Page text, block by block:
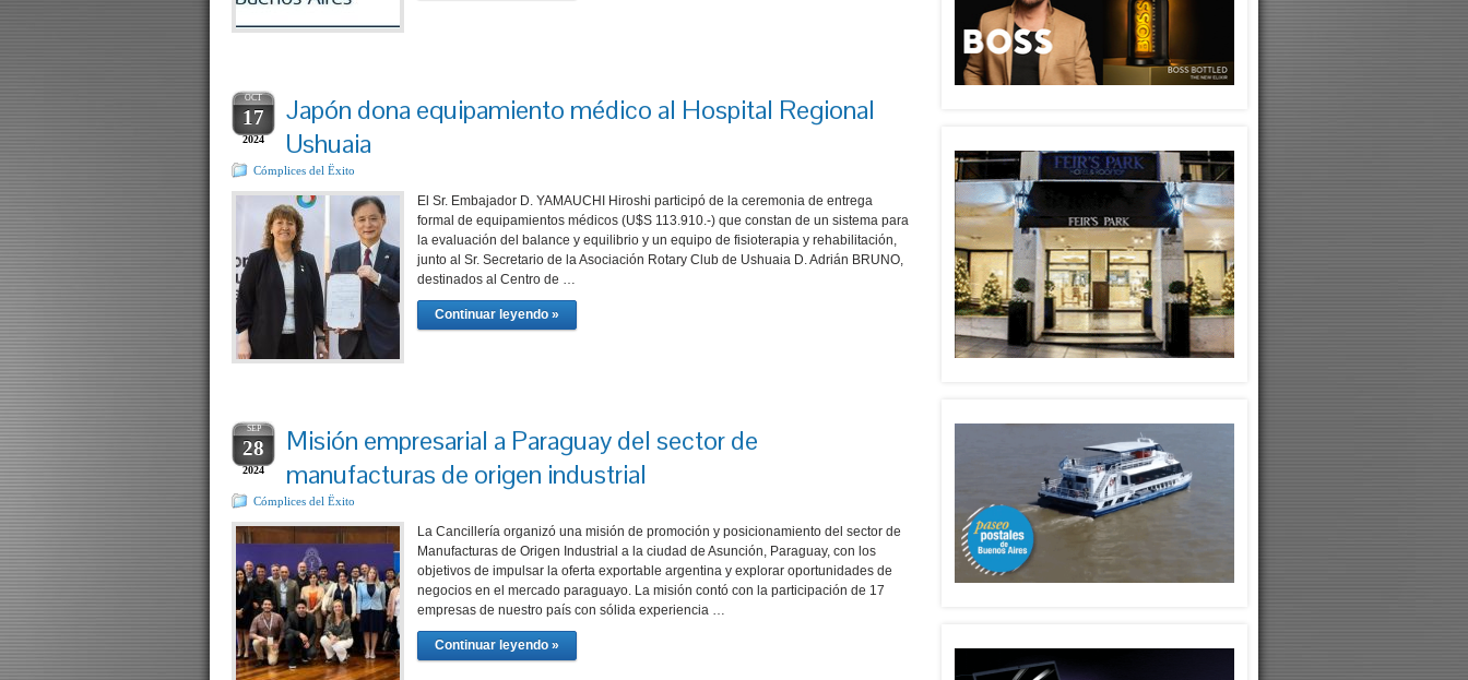
OCT
17
2024
Japón dona equipamiento médico al Hospital Regional
Ushuaia
Cómplices del Ëxito
El Sr. Embajador D. YAMAUCHI Hiroshi participó de la ceremonia de entrega
formal de equipamientos médicos (U$S 113.910.-) que constan de un sistema para
la evaluación del balance y equilibrio y un equipo de fisioterapia y rehabilitación,
junto al Sr. Secretario de la Asociación Rotary Club de Ushuaia D. Adrián BRUNO,
destinados al Centro de …
Continuar leyendo »
SEP
28
2024
Misión empresarial a Paraguay del sector de
manufacturas de origen industrial
Cómplices del Ëxito
La Cancillería organizó una misión de promoción y posicionamiento del sector de
Manufacturas de Origen Industrial a la ciudad de Asunción, Paraguay, con los
objetivos de impulsar la oferta exportable argentina y explorar oportunidades de
negocios en el mercado paraguayo. La misión contó con la participación de 17
empresas de nuestro país con sólida experiencia …
Continuar leyendo »